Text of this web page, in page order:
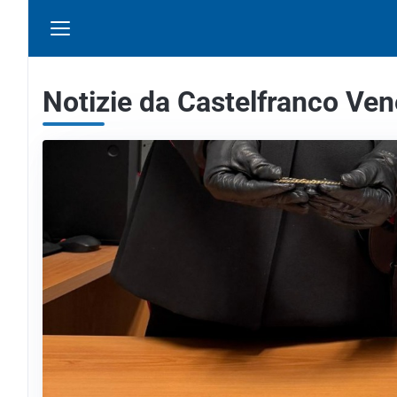
Notizie da Castelfranco